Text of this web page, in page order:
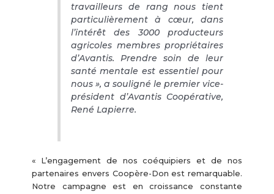
travailleurs de rang nous tient
particulièrement à cœur, dans
l’intérêt des 3000 producteurs
agricoles membres propriétaires
d’Avantis. Prendre soin de leur
santé mentale est essentiel pour
nous », a souligné le premier vice-
président d’Avantis Coopérative,
René Lapierre.
« L’engagement de nos coéquipiers et de nos
partenaires envers Coopère-Don est remarquable.
Notre campagne est en croissance constante